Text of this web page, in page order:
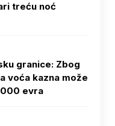
treću noć
granice: Zbog
voća kazna može
evra